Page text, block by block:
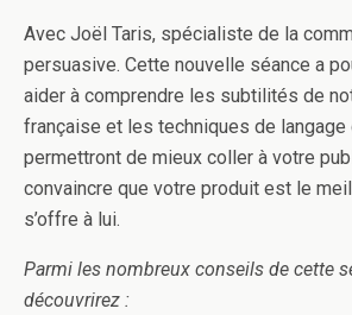
Avec Joël Taris, spécialiste de la
persuasive. Cette nouvelle séance a
aider à comprendre les subtilités de
française et les techniques de langage
permettront de mieux coller à votre
convaincre que votre produit est le
s’offre à lui.
Parmi les nombreux conseils de cette
découvrirez :